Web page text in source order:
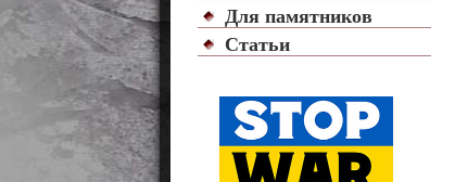
Для памятников
Статьи